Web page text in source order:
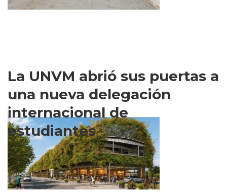
La UNVM abrió sus puertas a
una nueva delegación
internacional de
estudiantes